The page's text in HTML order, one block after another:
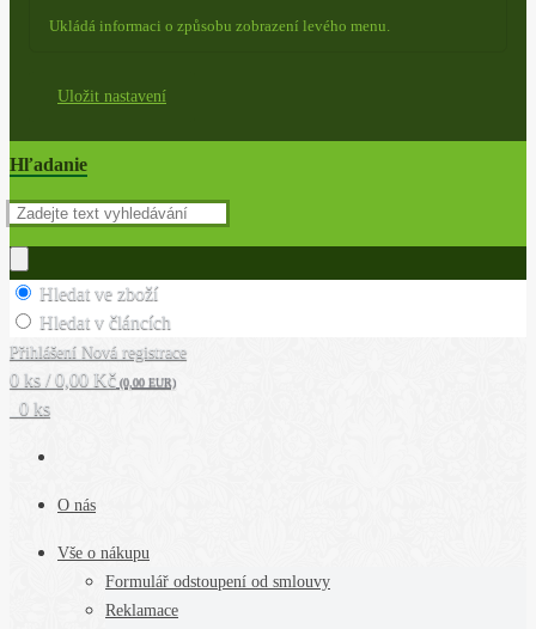
Ukládá informaci o způsobu zobrazení levého menu.
Uložit nastavení
Hľadanie
Hledat ve zboží
Hledat v článcích
Přihlášení Nová registrace
0 ks / 0,00 Kč (0,00 EUR)
0 ks
O nás
Vše o nákupu
Formulář odstoupení od smlouvy
Reklamace